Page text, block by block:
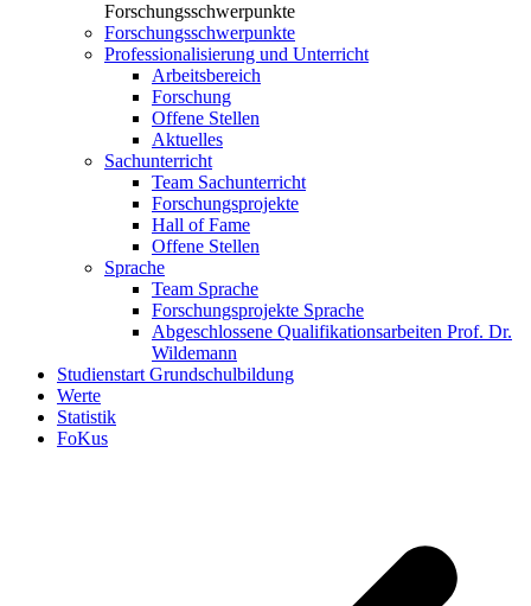
Forschungsschwerpunkte
Forschungsschwerpunkte
Professionalisierung und Unterricht
Arbeitsbereich
Forschung
Offene Stellen
Aktuelles
Sachunterricht
Team Sachunterricht
Forschungsprojekte
Hall of Fame
Offene Stellen
Sprache
Team Sprache
Forschungsprojekte Sprache
Abgeschlossene Qualifikationsarbeiten Prof. Dr.
Wildemann
Studienstart Grundschulbildung
Werte
Statistik
FoKus